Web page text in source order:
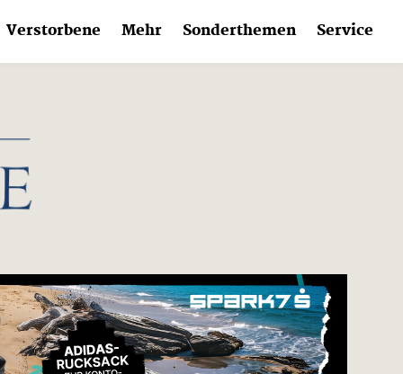
Verstorbene Mehr Sonderthemen Service